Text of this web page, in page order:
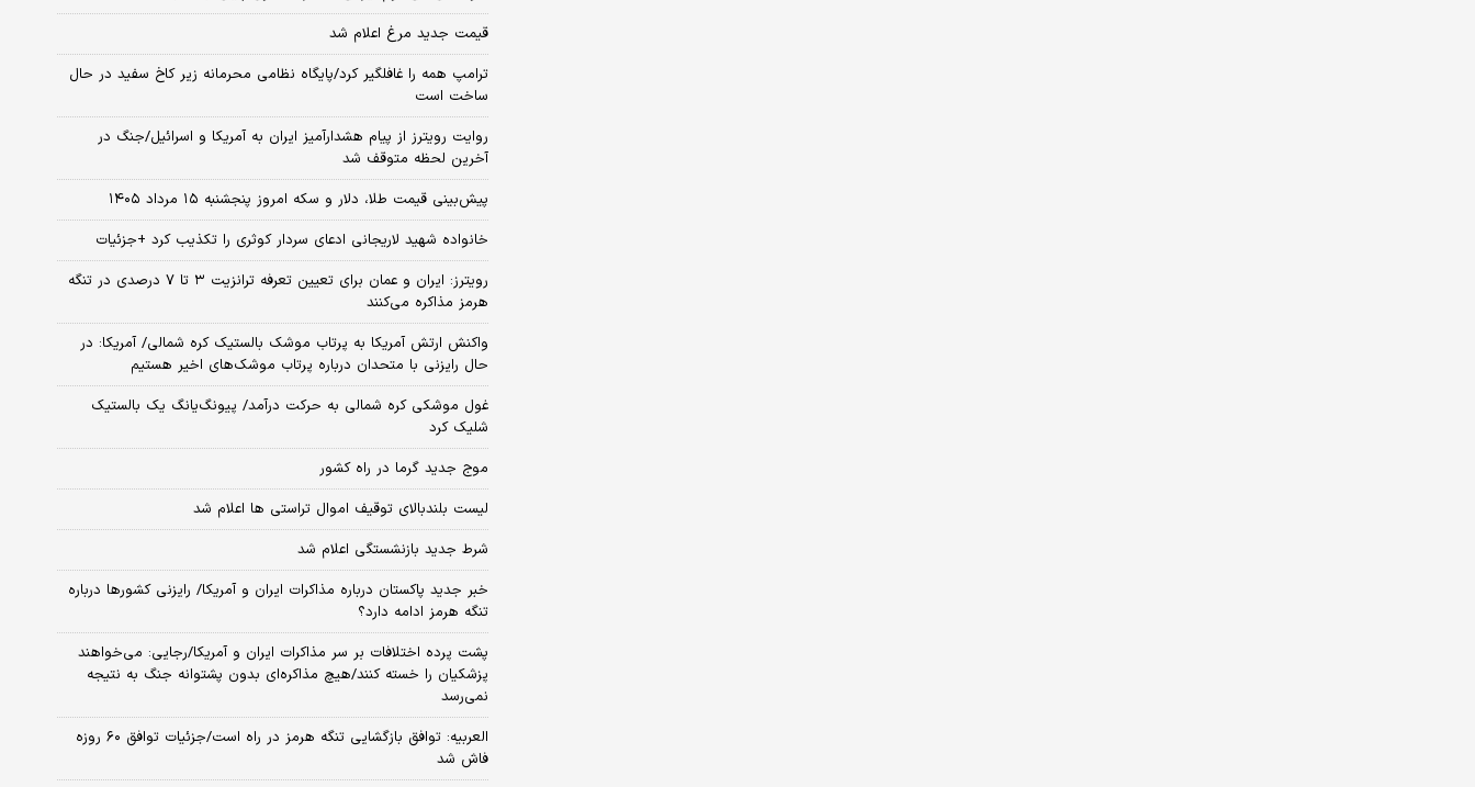
قیمت جدید مرغ اعلام شد
ترامپ همه را غافلگیر کرد/پایگاه نظامی محرمانه زیر کاخ سفید در حال
ساخت است
روایت رویترز از پیام هشدارآمیز ایران به آمریکا و اسرائیل/جنگ در
آخرین لحظه متوقف شد
پیش‌بینی قیمت طلا، دلار و سکه امروز پنجشنبه ۱۵ مرداد ۱۴۰۵
خانواده شهید لاریجانی ادعای سردار کوثری را تکذیب کرد +جزئیات
رویترز: ایران و عمان برای تعیین تعرفه ترانزیت ۳ تا ۷ درصدی در تنگه
هرمز مذاکره می‌کنند
واکنش ارتش آمریکا به پرتاب موشک بالستیک کره شمالی/ آمریکا: در
حال رایزنی با متحدان درباره پرتاب موشک‌های اخیر هستیم
غول موشکی کره شمالی به حرکت درآمد/ پیونگ‌یانگ یک بالستیک
شلیک کرد
موج جدید گرما در راه کشور
لیست بلندبالای توقیف اموال تراستی ها اعلام شد
شرط جدید بازنشستگی اعلام شد
خبر جدید پاکستان درباره مذاکرات ایران و آمریکا/ رایزنی کشورها درباره
تنگه هرمز ادامه دارد؟
پشت پرده اختلافات بر سر مذاکرات ایران و آمریکا/رجایی: می‌خواهند
پزشکیان را خسته کنند/هیچ مذاکره‌ای بدون پشتوانه جنگ به نتیجه
نمی‌رسد
العربیه: توافق بازگشایی تنگه هرمز در راه است/جزئیات توافق ۶۰ روزه
فاش شد